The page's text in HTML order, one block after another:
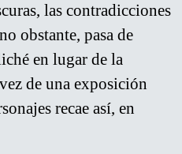
las contradicciones
obstante, pasa de
en lugar de la
de una exposición
recae así, en